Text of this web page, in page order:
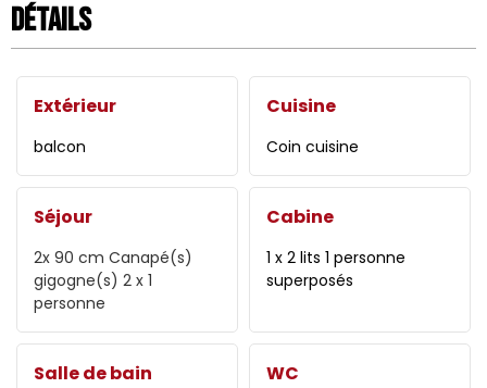
Détails
Extérieur
balcon
Cuisine
Coin cuisine
Séjour
2x 90 cm Canapé(s)
gigogne(s) 2 x 1
personne
Cabine
1 x 2 lits 1 personne
superposés
Salle de bain WC